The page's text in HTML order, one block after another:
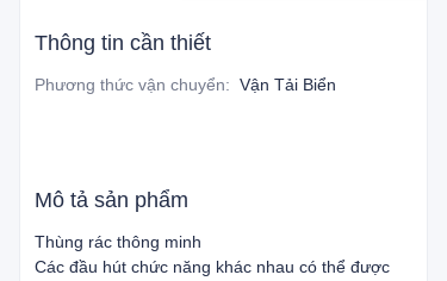
Thông tin cần thiết
Phương thức vận chuyển: Vận Tải Biển
Mô tả sản phẩm
Thùng rác thông minh
Các đầu hút chức năng khác nhau có thể được